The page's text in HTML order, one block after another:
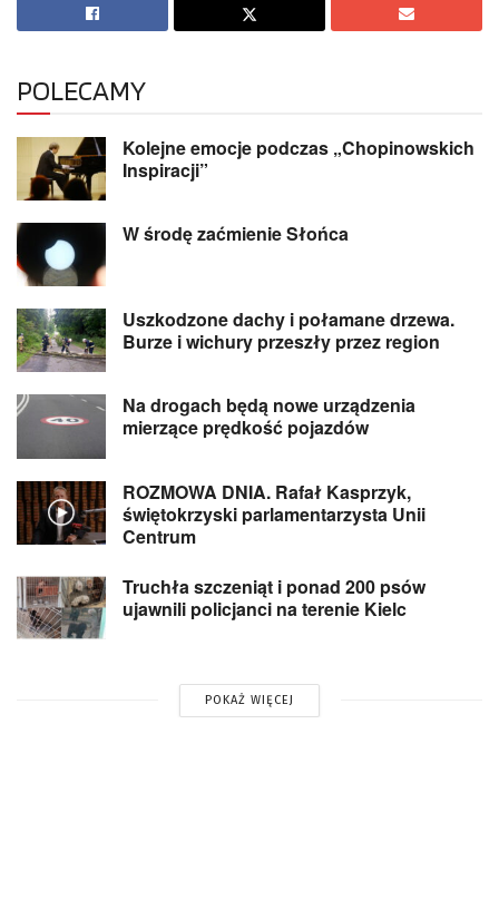
POLECAMY
Kolejne emocje podczas „Chopinowskich
Inspiracji”
W środę zaćmienie Słońca
Uszkodzone dachy i połamane drzewa.
Burze i wichury przeszły przez region
Na drogach będą nowe urządzenia
mierzące prędkość pojazdów
ROZMOWA DNIA. Rafał Kasprzyk,
świętokrzyski parlamentarzysta Unii
Centrum
Truchła szczeniąt i ponad 200 psów
ujawnili policjanci na terenie Kielc
POKAŻ WIĘCEJ